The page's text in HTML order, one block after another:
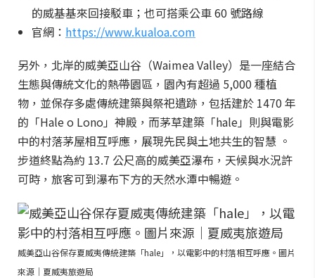
的威基基來回接駁車；也可搭乘公車 60 號路線
官網： https://www.kualoa.com
另外，北岸的威美亞山谷（Waimea Valley）是一座結合
生態與傳統文化的熱帶園區，園內有超過 5,000 種植
物，並保存多處傳統建築與祭祀遺跡，包括建於 1470 年
的「Hale o Lono」神殿，而茅草建築「hale」則與電影
中的村落茅屋相互呼應，展現先民與土地共生的智慧 。
步道終點為約 13.7 公尺高的威美亞瀑布，天候與水況許
可時，旅客可到瀑布下方的天然水潭中暢遊。
威美亞山谷保存夏威夷傳統建築「hale」，以電影中的村落相互呼應。圖片
來源｜夏威夷旅遊局